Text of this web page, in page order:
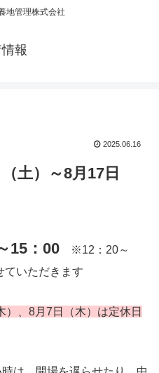
地管理株式会社
報
2025.06.16
土）～8月17日
15：00 ※12：20～
ていただきます
）、8月7日（木）は定休日